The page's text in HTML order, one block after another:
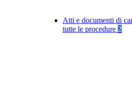
Atti e documenti di
tutte le procedure 2